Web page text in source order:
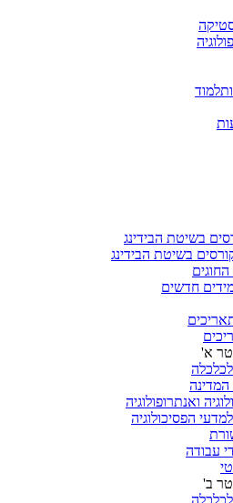
בשיטת הבידינג
בשיטת הבידינג
החוגים
חדשים
א'
המדינה
ואנתרופולוגיה
הפסיכולוגיה
עבודה
ב'